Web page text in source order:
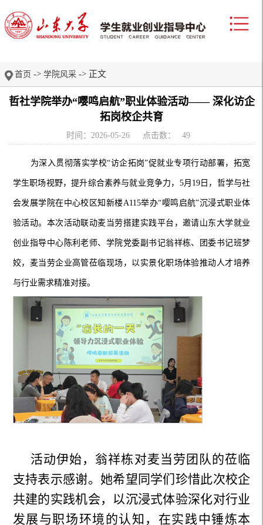
首页 -> 学院风采 -> 正文
哲社学院举办“嘤鸣启航”职业体验活动—— 深化访企
拓岗校企共育
时间：2026-05-26 点击数： 49
为深入贯彻落实学校“访企拓岗”促就业专项行动部署，拓宽
学生职场视野，提升综合素养与就业竞争力，5月19日，哲学与社
会发展学院在中心校区知新楼A115举办“嘤鸣启航”沉浸式职业体
验活动。本次活动联动麦当劳搭建实践平台，邀请山东大学就业
创业指导中心陈利老师、学院党委副书记翁祥栋、团委书记班梦
姣，麦当劳企业高管莅临现场，以实景化职场体验推动人才培养
与行业需求精准对接。
活动伊始，翁祥栋对麦当劳团队的莅临
支持表示感谢。她希望同学们珍惜此次校企
共建的实践机会，以沉浸式体验深化对行业
发展与职场环境的认知，在实践中锤炼本